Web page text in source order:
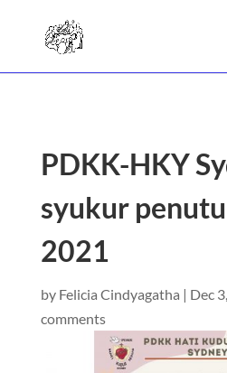
PDKK-HKY
syukur
2021
by Felicia Cindyagatha | Dec
comments